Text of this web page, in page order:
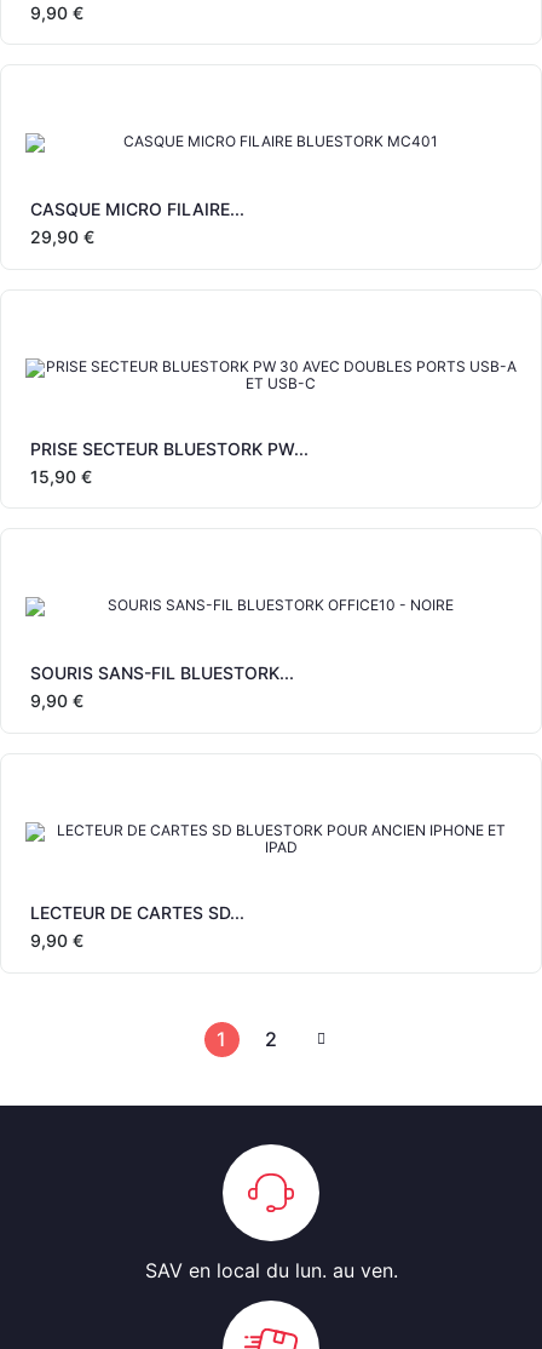
9,90 €
CASQUE MICRO FILAIRE...
29,90 €
PRISE SECTEUR BLUESTORK PW...
15,90 €
SOURIS SANS-FIL BLUESTORK...
9,90 €
LECTEUR DE CARTES SD...
9,90 €
1 2
SAV en local du lun. au ven.